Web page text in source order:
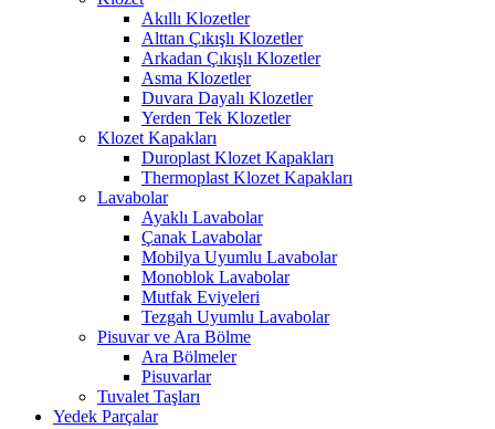
Akıllı Klozetler
Alttan Çıkışlı Klozetler
Arkadan Çıkışlı Klozetler
Asma Klozetler
Duvara Dayalı Klozetler
Yerden Tek Klozetler
Klozet Kapakları
Duroplast Klozet Kapakları
Thermoplast Klozet Kapakları
Lavabolar
Ayaklı Lavabolar
Çanak Lavabolar
Mobilya Uyumlu Lavabolar
Monoblok Lavabolar
Mutfak Eviyeleri
Tezgah Uyumlu Lavabolar
Pisuvar ve Ara Bölme
Ara Bölmeler
Pisuvarlar
Tuvalet Taşları
Yedek Parçalar